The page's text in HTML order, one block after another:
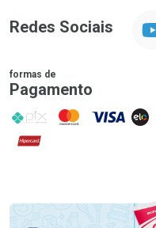
Redes Sociais
formas de
Pagamento
PIX MasterCard
VISA ELO
Hipercard
Promoção em